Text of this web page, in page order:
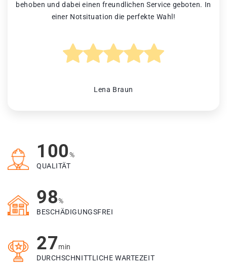
behoben und dabei einen freundlichen Service geboten. In
einer Notsituation die perfekte Wahl!
Lena Braun
100%
QUALITÄT
98%
BESCHÄDIGUNGSFREI
27min
DURCHSCHNITTLICHE WARTEZEIT